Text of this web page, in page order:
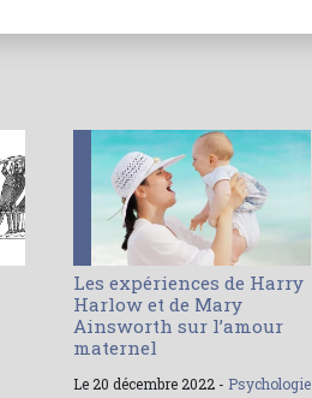
Les expériences de Harry
Harlow et de Mary
Ainsworth sur l’amour
maternel
Le 20 décembre 2022 - Psychologie